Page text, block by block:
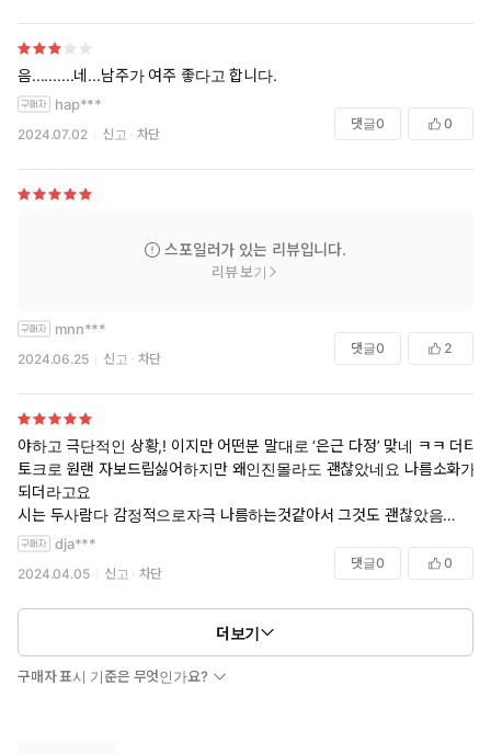
음..........네...남주가 여주 좋다고 합니다.
hap***
2024.07.02 신고 차단
댓글0 0
스포일러가 있는 리뷰입니다.
리뷰 보기
mnn***
2024.06.25 신고 차단
댓글0 2
야하고 극단적인 상황,! 이지만 어떤분 말대로 ‘은근 다정’ 맞네 ㅋㅋ 더티
토크로 원랜 자보드립싫어하지만 왜인진몰라도 괜찮았네요 나름소화가
되더라고요
시는 두사람다 감정적으로자극 나름하는것같아서 그것도 괜찮았음
싸패남주 자낮여주
스토리가 몇몇 계기들로 인해 후회남?으로 캐붕이 좀있으려나 싶었는데
이 작가님 역시 캐붕없음.
인외사패남은 태생이그런걸 어쩔 & 그를 사랑하는 인간여자
dja***
2024.04.05 신고 차단
댓글0 0
더보기
구매자 표시 기준은 무엇인가요?